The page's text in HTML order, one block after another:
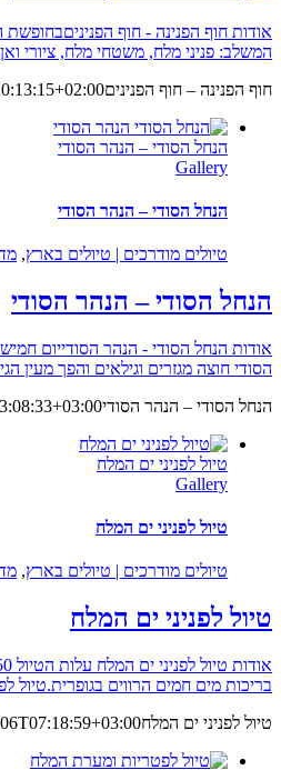
המשלב: פניני מלח, משטחי מלח, ציורי
חוף הפנינה – חוף הפנינים
הנחל הסודי – הנהר הסודי
Gallery
הנחל הסודי – הנהר הסודי
טיולים מודרכים | טיולים בארץ,
הנחל הסודי – הנהר הסודי
הסודי חוצה מגזרים וגילאים והפך
הנחל הסודי – הנהר הסודי
טיול לפניני ים המלח
Gallery
טיול לפניני ים המלח
טיולים מודרכים | טיולים בארץ,
טיול לפניני ים המלח
בריכות מים חמים הרווים בגופרית.טיול
טיול לפניני ים המלח